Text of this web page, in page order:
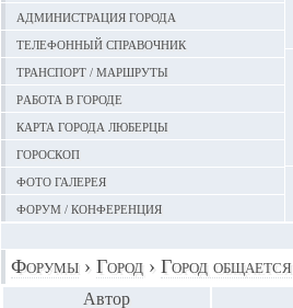
Администрация города
Телефонный справочник
Транспорт / маршруты
Работа в городе
Карта города Люберцы
Гороскоп
Фото галерея
Форум / конференция
Форумы › Город › Город общается
Автор